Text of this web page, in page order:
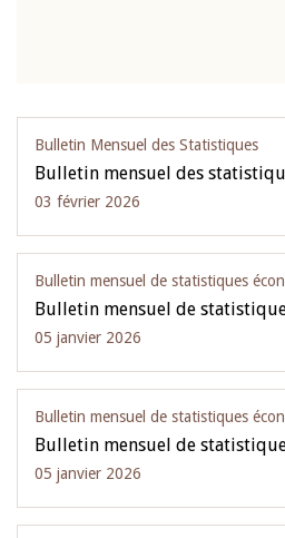
Bulletin Mensuel des Statistiques
Bulletin mensuel des
03 février 2026
Bulletin mensuel de statistiques
Bulletin mensuel de
05 janvier 2026
Bulletin mensuel de statistiques
Bulletin mensuel de
05 janvier 2026